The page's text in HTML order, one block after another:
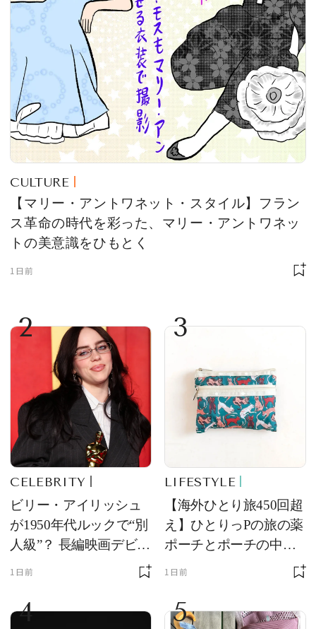
CULTURE
【マリー・アントワネット・スタイル】フラン
ス革命の時代を彩った、マリー・アントワネッ
トの美意識をひもとく
1日前
2
CELEBRITY
ビリー・アイリッシュ
が1950年代ルックで“別
人級”？ 長編映画デビュ
ー作の現場写真に反響
1日前
3
LIFESTYLE
【海外ひとり旅450回超
え】ひとりっPの旅の薬
ポーチとポーチの中身
を初公開！ 本当に使え
ム
1日前
4 5